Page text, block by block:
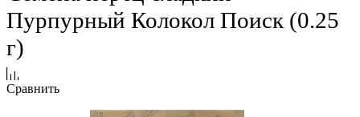
Пурпурный Колокол Поиск (0.25
г)
Сравнить